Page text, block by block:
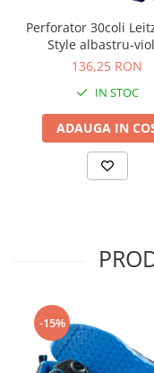
Suporturi si huse
tablete
Periferice PC si
Ergnonomice
Boxe portabile
Tehnica si mobilier
Accesorii mobilier
Calculatoare de birou
Distrugatoare
Cosuri de gunoi
Perforator 30coli
Style albastru-
136,25 RON
IN STOC
ADAUGA IN
-15%